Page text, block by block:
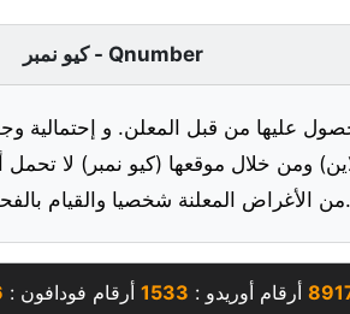
كيو نمبر - Qnumber
عليها من قبل المعلن. و إحتمالية
ومن خلال موقعها (كيو نمبر) لا
من الأغراض المعلنة شخصيا والقيام بالفحص قبل الشراء.
أرقام أوريدو : 1533 أرقام فودافون :